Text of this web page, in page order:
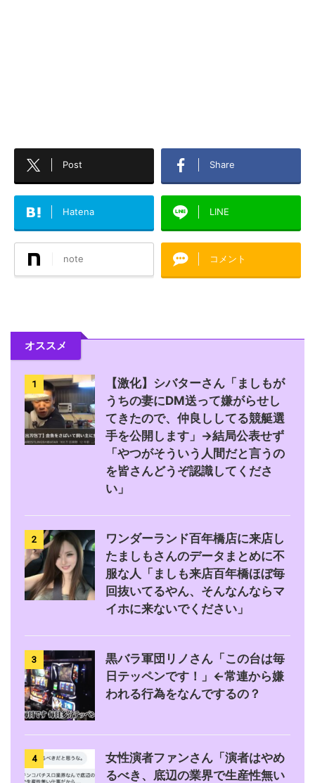
Post Share
Hatena LINE
note コメント
オススメ
1
【激化】シバターさん「ましもが
うちの妻にDM送って嫌がらせし
てきたので、仲良ししてる競艇選
手を公開します」→結局公表せず
「やつがそういう人間だと言うの
を皆さんどうぞ認識してくださ
い」
2
ワンダーランド百年橋店に来店し
たましもさんのデータまとめに不
服な人「ましも来店百年橋ほぼ毎
回抜いてるやん、そんなんならマ
イホに来ないでください」
3
黒バラ軍団リノさん「この台は毎
日テッペンです！」←常連から嫌
われる行為をなんでするの？
4
女性演者ファンさん「演者はやめ
るべき、底辺の業界で生産性無い